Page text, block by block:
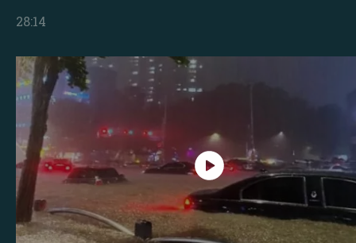
28:14